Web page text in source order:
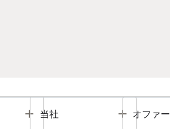
Toggle
当社 Toggle
オファー